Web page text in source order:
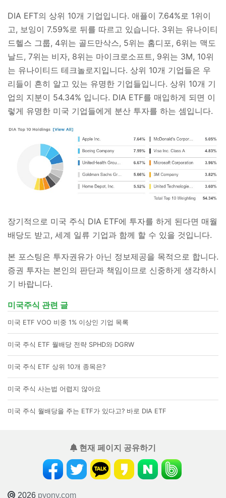
DIA EFT의 상위 10개 기업입니다. 애플이 7.64%로 1위이
고, 보잉이 7.59%로 뒤를 따르고 있습니다. 3위는 유나이티
드헬스 그룹, 4위는 골드만삭스, 5위는 홈디포, 6위는 맥도
날드, 7위는 비자, 8위는 마이크로소프트, 9위는 3M, 10위
는 유나이티드 테크놀로지입니다. 상위 10개 기업들은 우
리들이 흔히 알고 있는 유명한 기업들입니다. 상위 10개 기
업의 지분이 54.34% 입니다. DIA ETF를 매입하게 되면 이
렇게 유명한 미국 기업들에게 분산 투자를 하는 셈입니다.
장기적으로 미국 주식 DIA ETF에 투자를 하게 된다면 매월
배당도 받고, 세계 일류 기업과 함께 할 수 있을 것입니다.
본 포스팅은 투자권유가 아닌 정보제공을 목적으로 합니다.
증권 투자는 본인의 판단과 책임이므로 신중하게 생각하시
기 바랍니다.
미국주식 관련 글
미국 ETF VOO 비중 1% 이상인 기업 목록
미국 주식 ETF 월배당 전략 SPHD와 DGRW
미국 주식 ETF 상위 10개 종목은?
미국 주식 사는법 어렵지 않아요
미국 주식 월배당을 주는 ETF가 있다고? 바로 DIA ETF
현재 페이지 공유하기
2026 pyony.com